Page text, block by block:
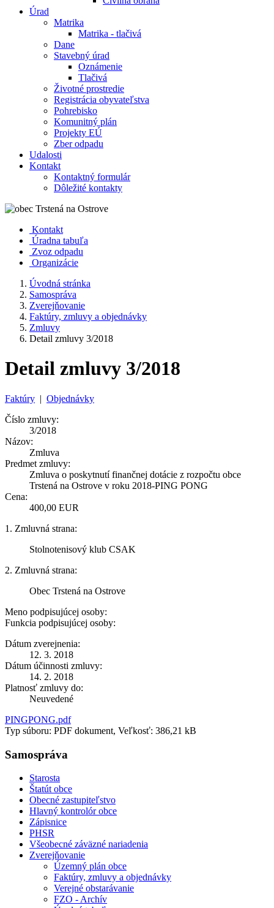
Úrad
Matrika
Matrika - tlačivá
Dane
Stavebný úrad
Oznámenie
Tlačivá
Životné prostredie
Registrácia obyvateľstva
Pohrebisko
Komunitný plán
Projekty EÚ
Zber odpadu
Udalosti
Kontakt
Kontaktný formulár
Dôležité kontakty
Kontakt
Úradna tabuľa
Zvoz odpadu
Organizácie
Úvodná stránka
Samospráva
Zverejňovanie
Faktúry, zmluvy a objednávky
Zmluvy
Detail zmluvy 3/2018
Detail zmluvy 3/2018
Faktúry | Objednávky
Číslo zmluvy:
3/2018
Názov:
Zmluva
Predmet zmluvy:
Zmluva o poskytnutí finančnej dotácie z rozpočtu obce
Trstená na Ostrove v roku 2018-PING PONG
Cena:
400,00 EUR
1. Zmluvná strana:
Stolnotenisový klub CSAK
2. Zmluvná strana:
Obec Trstená na Ostrove
Meno podpisujúcej osoby:
Funkcia podpisujúcej osoby:
Dátum zverejnenia:
12. 3. 2018
Dátum účinnosti zmluvy:
14. 2. 2018
Platnosť zmluvy do:
Neuvedené
PINGPONG.pdf
Typ súboru: PDF dokument, Veľkosť: 386,21 kB
Samospráva
Starosta
Štatút obce
Obecné zastupiteľstvo
Hlavný kontrolór obce
Zápisnice
PHSR
Všeobecné záväzné nariadenia
Zverejňovanie
Územný plán obce
Faktúry, zmluvy a objednávky
Verejné obstarávanie
FZO - Archív